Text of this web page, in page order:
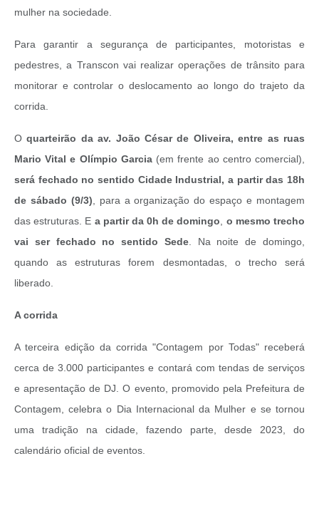
mulher na sociedade.
Para garantir a segurança de participantes, motoristas e
pedestres, a Transcon vai realizar operações de trânsito para
monitorar e controlar o deslocamento ao longo do trajeto da
corrida.
Oquarteirão da av. João César de Oliveira, entre as ruas
Mario Vital e Olímpio Garcia(em frente ao centro comercial),
será fechado no sentido Cidade Industrial, a partir das 18h
de sábado (9/3) , para a organização do espaço e montagem
das estruturas. E a partir da 0h de domingo
o mesmo trecho
vai ser fechado no sentido Sede. Na noite de domingo,
quando as estruturas forem desmontadas, o trecho será
liberado.
A corrida
A terceira edição da corrida "Contagem por Todas" receberá
cerca de 3.000 participantes e contará com tendas de serviços
e apresentação de DJ. O evento, promovido pela Prefeitura de
Contagem, celebra o Dia Internacional da Mulher e se tornou
uma tradição na cidade, fazendo parte, desde 2023, do
calendário oficial de eventos.